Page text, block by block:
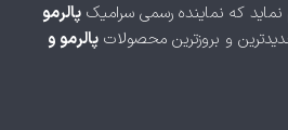
نماید که نماینده رسمی سرامیک پالرمو
و بروزترین محصولات پالرمو و